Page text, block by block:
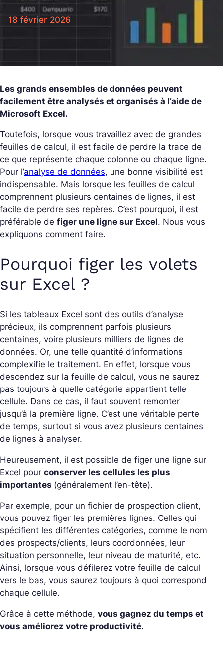
18 février 2026
Les grands ensembles de données peuvent
facilement être analysés et organisés à l’aide de
Microsoft Excel.
Toutefois, lorsque vous travaillez avec de grandes
feuilles de calcul, il est facile de perdre la trace de
ce que représente chaque colonne ou chaque ligne.
Pour l’analyse de données, une bonne visibilité est
indispensable. Mais lorsque les feuilles de calcul
comprennent plusieurs centaines de lignes, il est
facile de perdre ses repères. C’est pourquoi, il est
préférable de figer une ligne sur Excel. Nous vous
expliquons comment faire.
Pourquoi figer les volets
sur Excel ?
Si les tableaux Excel sont des outils d’analyse
précieux, ils comprennent parfois plusieurs
centaines, voire plusieurs milliers de lignes de
données. Or, une telle quantité d’informations
complexifie le traitement. En effet, lorsque vous
descendez sur la feuille de calcul, vous ne saurez
pas toujours à quelle catégorie appartient telle
cellule. Dans ce cas, il faut souvent remonter
jusqu’à la première ligne. C’est une véritable perte
de temps, surtout si vous avez plusieurs centaines
de lignes à analyser.
Heureusement, il est possible de figer une ligne sur
Excel pour conserver les cellules les plus
importantes (généralement l’en-tête).
Par exemple, pour un fichier de prospection client,
vous pouvez figer les premières lignes. Celles qui
spécifient les différentes catégories, comme le nom
des prospects/clients, leurs coordonnées, leur
situation personnelle, leur niveau de maturité, etc.
Ainsi, lorsque vous défilerez votre feuille de calcul
vers le bas, vous saurez toujours à quoi correspond
chaque cellule.
Grâce à cette méthode, vous gagnez du temps et
vous améliorez votre productivité.